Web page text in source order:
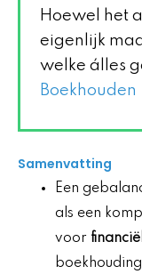
Hoewel het
eigenlijk
welke álles
Boekhouden
Samenvatting
Een
als een
voor